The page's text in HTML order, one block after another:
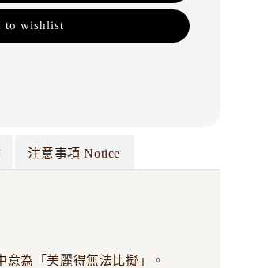
to wishlist
注意事項 Notice
意為「美麗得無法比擬」。